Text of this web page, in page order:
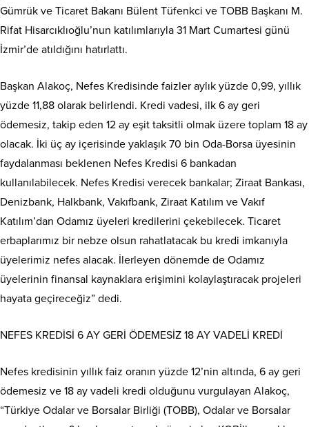
Gümrük ve Ticaret Bakanı Bülent Tüfenkci ve TOBB Başkanı M.
Rifat Hisarcıklıoğlu’nun katılımlarıyla 31 Mart Cumartesi günü
İzmir’de atıldığını hatırlattı.
Başkan Alakoç, Nefes Kredisinde faizler aylık yüzde 0,99, yıllık
yüzde 11,88 olarak belirlendi. Kredi vadesi, ilk 6 ay geri
ödemesiz, takip eden 12 ay eşit taksitli olmak üzere toplam 18 ay
olacak. İki üç ay içerisinde yaklaşık 70 bin Oda-Borsa üyesinin
faydalanması beklenen Nefes Kredisi 6 bankadan
kullanılabilecek. Nefes Kredisi verecek bankalar; Ziraat Bankası,
Denizbank, Halkbank, Vakıfbank, Ziraat Katılım ve Vakıf
Katılım’dan Odamız üyeleri kredilerini çekebilecek. Ticaret
erbaplarımız bir nebze olsun rahatlatacak bu kredi imkanıyla
üyelerimiz nefes alacak. İlerleyen dönemde de Odamız
üyelerinin finansal kaynaklara erişimini kolaylaştıracak projeleri
hayata geçireceğiz” dedi.
NEFES KREDİSİ 6 AY GERİ ÖDEMESİZ 18 AY VADELİ KREDİ
Nefes kredisinin yıllık faiz oranın yüzde 12’nin altında, 6 ay geri
ödemesiz ve 18 ay vadeli kredi olduğunu vurgulayan Alakoç,
“Türkiye Odalar ve Borsalar Birliği (TOBB), Odalar ve Borsalar